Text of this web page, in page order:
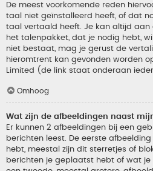
De meest voorkomende reden
taal niet geïnstalleerd heeft, of dat
taal vertaald heeft. Je kan altijd aan
het talenpakket, dat je nodig hebt,
niet bestaat, mag je gerust de
hieromtrent kan gevonden worden
Limited (de link staat onderaan
Omhoog
Wat zijn de afbeeldingen naast
Er kunnen 2 afbeeldingen bij een
berichten leest. De eerste
hebt, meestal zijn dit sterretjes of
berichten je geplaatst hebt of wat je